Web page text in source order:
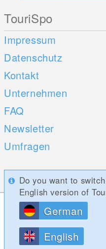
TouriSpo
Impressum
Datenschutz
Kontakt
Unternehmen
FAQ
Newsletter
Umfragen
Mobile Apps
iOS
Android
Do you want to
English version of
German
English
Diese Website
die bestmögliche
können.